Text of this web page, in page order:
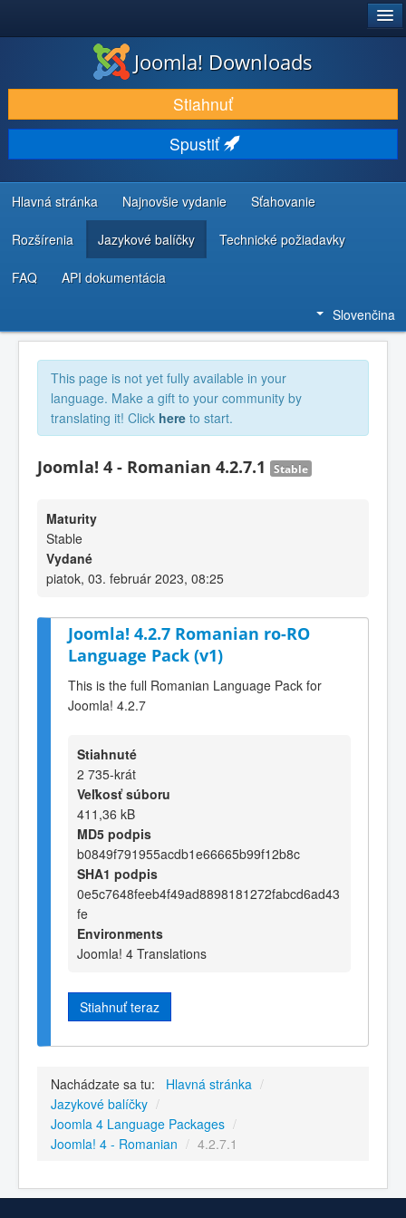
STIAHNUŤ & ROZŠÍRIŤ
OBJAVUJTE & UČTE SA
KOMUNITA & PODPORA
ZDROJE INFORMÁCIÍ PRE VÝVOJÁROV
Joomla! Downloads
Stiahnuť
Spustiť
Hlavná stránka Najnovšie vydanie Sťahovanie
Rozšírenia Jazykové balíčky Technické požiadavky
FAQ API dokumentácia
Slovenčina
This page is not yet fully available in your
language. Make a gift to your community by
translating it! Click here to start.
Joomla! 4 - Romanian 4.2.7.1 Stable
Maturity
Stable
Vydané
piatok, 03. február 2023, 08:25
Joomla! 4.2.7 Romanian ro-RO
Language Pack (v1)
This is the full Romanian Language Pack for
Joomla! 4.2.7
Stiahnuté
2 735-krát
Veľkosť súboru
411,36 kB
MD5 podpis
b0849f791955acdb1e66665b99f12b8c
SHA1 podpis
0e5c7648feeb4f49ad8898181272fabcd6ad43
fe
Environments
Joomla! 4 Translations
Stiahnuť teraz
Nachádzate sa tu: Hlavná stránka /
Jazykové balíčky /
Joomla 4 Language Packages /
Joomla! 4 - Romanian / 4.2.7.1